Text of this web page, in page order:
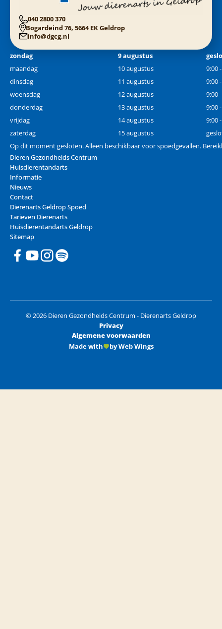
040 2800 370
Bogardeind 76, 5664 EK Geldrop
info@dgcg.nl
zondag 9 augustus
maandag
10 augustus
9:00
dinsdag
11 augustus
9:00
woensdag
12 augustus
9:00
donderdag
13 augustus
9:00
vrijdag
14 augustus
9:00
zaterdag
15 augustus
Op dit moment gesloten. Alleen beschikbaar voor spoedgevallen.
Dieren Gezondheids Centrum
Huisdierentandarts
Informatie
Nieuws
Contact
Dierenarts Geldrop Spoed
Tarieven Dierenarts
Huisdierentandarts Geldrop
Sitemap
© 2026 Dieren Gezondheids Centrum - Dierenarts Geldrop
Privacy
Algemene voorwaarden
Made with
by Web Wings